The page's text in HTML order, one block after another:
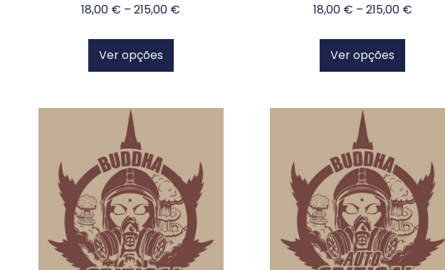
18,00 € – 215,00 €
Ver opções
18,00 € – 215,00 €
Ver opções